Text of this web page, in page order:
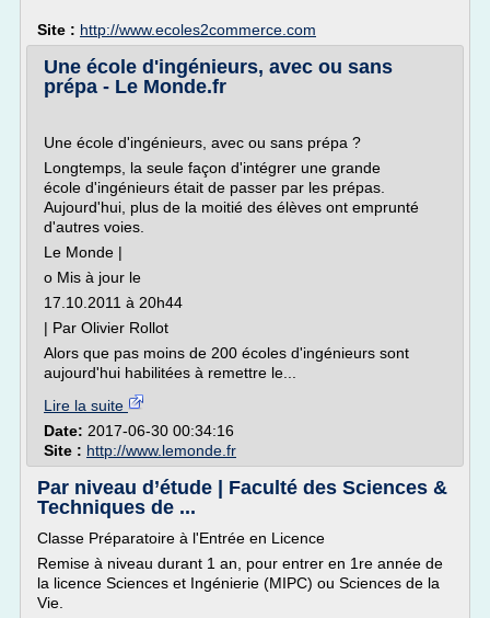
Site : http://www.ecoles2commerce.com
Une école d'ingénieurs, avec ou sans
prépa - Le Monde.fr
Une école d'ingénieurs, avec ou sans prépa ?
Longtemps, la seule façon d'intégrer une grande
école d'ingénieurs était de passer par les prépas.
Aujourd'hui, plus de la moitié des élèves ont emprunté
d'autres voies.
Le Monde |
o Mis à jour le
17.10.2011 à 20h44
| Par Olivier Rollot
Alors que pas moins de 200 écoles d'ingénieurs sont
aujourd'hui habilitées à remettre le...
Lire la suite
Date: 2017-06-30 00:34:16
Site : http://www.lemonde.fr
Par niveau d’étude | Faculté des Sciences &
Techniques de ...
Classe Préparatoire à l'Entrée en Licence
Remise à niveau durant 1 an, pour entrer en 1re année de
la licence Sciences et Ingénierie (MIPC) ou Sciences de la
Vie.